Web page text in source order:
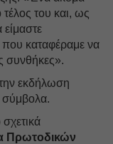
τέλος του και, ως
που καταφέραμε να
συνθήκες».
εκδήλωση
σύμβολα.
Πρωτοδικών